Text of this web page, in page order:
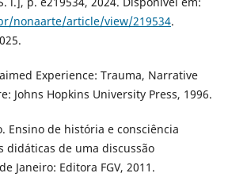
nonaarte/article/view/219534.
Experience: Trauma, Narrative
Johns Hopkins University Press, 1996.
Ensino de história e consciência
didáticas de uma discussão
Janeiro: Editora FGV, 2011.